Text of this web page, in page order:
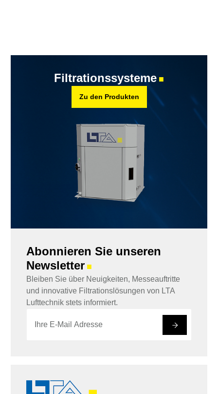
Filtrationssysteme ■
Zu den Produkten
Abonnieren Sie unseren
Newsletter ■
Bleiben Sie über Neuigkeiten, Messeauftritte
und innovative Filtrationslösungen von LTA
Lufttechnik stets informiert.
-
#